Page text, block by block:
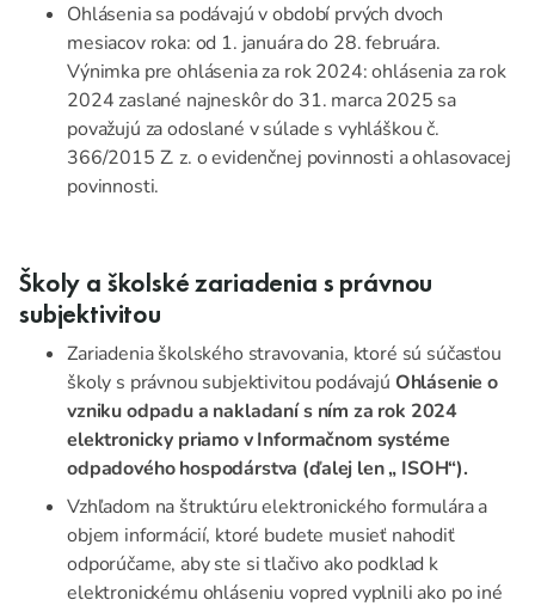
Ohlásenia sa podávajú v období prvých dvoch
mesiacov roka: od 1. januára do 28. februára.
Výnimka pre ohlásenia za rok 2024: ohlásenia za rok
2024 zaslané najneskôr do 31. marca 2025 sa
považujú za odoslané v súlade s vyhláškou č.
366/2015 Z. z. o evidenčnej povinnosti a ohlasovacej
povinnosti.
Školy a školské zariadenia s právnou
subjektivitou
Zariadenia školského stravovania, ktoré sú súčasťou
školy s právnou subjektivitou podávajú Ohlásenie o
vzniku odpadu a nakladaní s ním za rok 2024
elektronicky priamo v Informačnom systéme
odpadového hospodárstva (ďalej len „ ISOH“).
Vzhľadom na štruktúru elektronického formulára a
objem informácií, ktoré budete musieť nahodiť
odporúčame, aby ste si tlačivo ako podklad k
elektronickému ohláseniu vopred vyplnili ako po iné